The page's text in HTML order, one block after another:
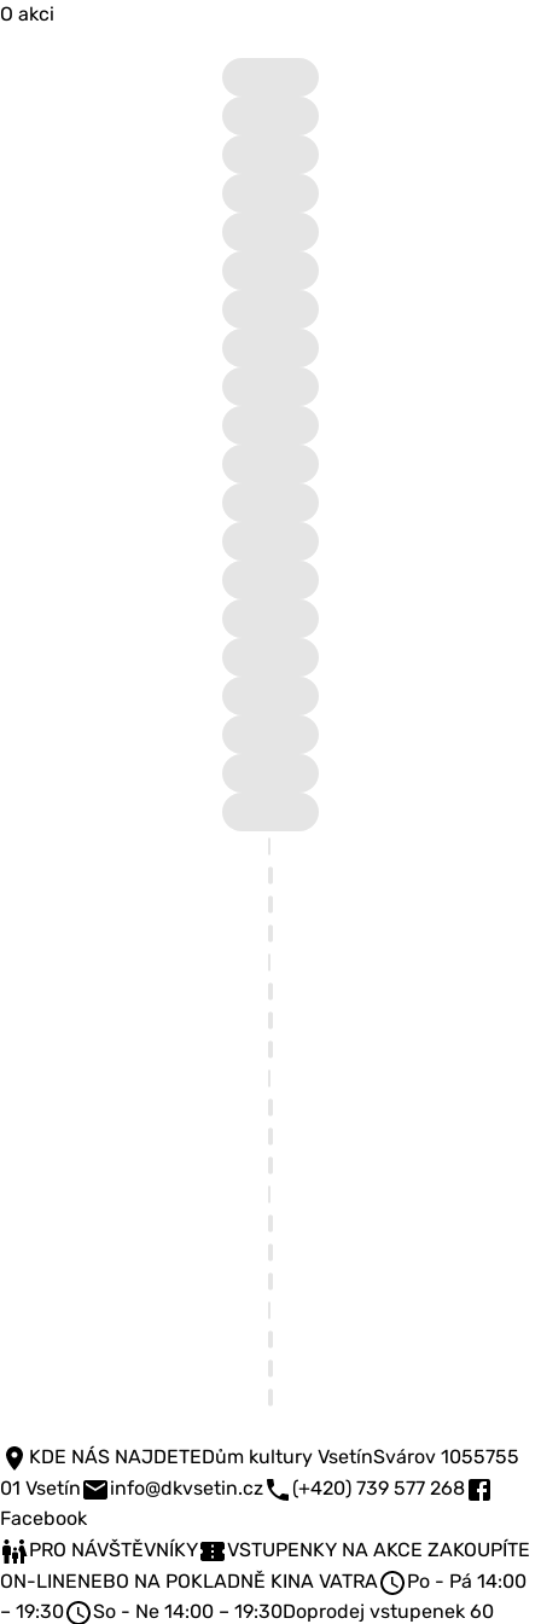
O akci
KDE NÁS NAJDETEDům kultury VsetínSvárov 1055755
01 Vsetín
info@dkvsetin.cz
(+420) 739 577 268
Facebook
PRO NÁVŠTĚVNÍKY
VSTUPENKY NA AKCE ZAKOUPÍTE
ON-LINENEBO NA POKLADNĚ KINA VATRA
Po - Pá 14:00
– 19:30
So - Ne 14:00 – 19:30Doprodej vstupenek 60